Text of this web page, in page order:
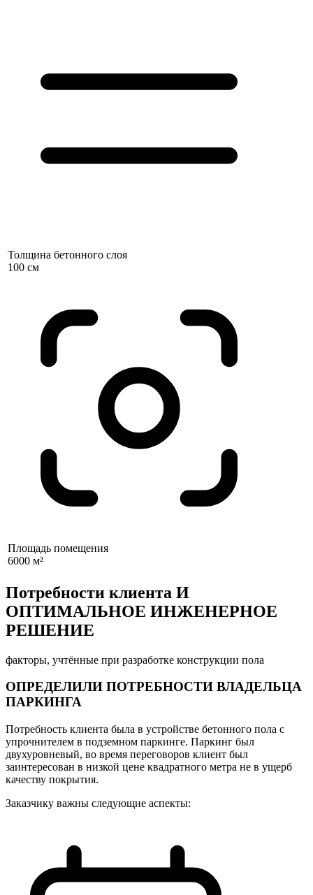
Толщина бетонного слоя
100 см
Площадь помещения
6000 м²
Потребности клиента И
ОПТИМАЛЬНОЕ ИНЖЕНЕРНОЕ
РЕШЕНИЕ
факторы, учтённые при разработке конструкции пола
ОПРЕДЕЛИЛИ ПОТРЕБНОСТИ ВЛАДЕЛЬЦА
ПАРКИНГА
Потребность клиента была в устройстве бетонного пола с
упрочнителем в подземном паркинге. Паркинг был
двухуровневый, во время переговоров клиент был
заинтересован в низкой цене квадратного метра не в ущерб
качеству покрытия.
Заказчику важны следующие аспекты: